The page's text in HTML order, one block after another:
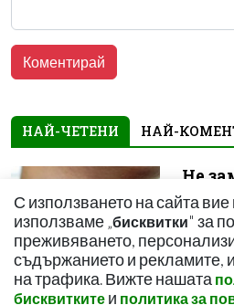
НАЙ-ЧЕТЕНИ НАЙ-
Не
С използването на сайта
използваме „бисквитки" за
преживяването,
съдържанието и рекламите,
на трафика. Вижте нашата
бисквитките и политика за